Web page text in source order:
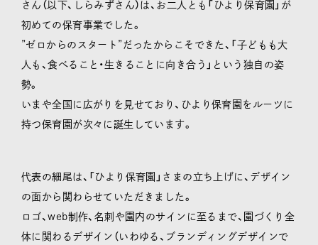
さん（以下、しらみずさん）は、お二人とも「ひより保育園」が
初めての保育事業でした。
”ゼロからのスタート”だったからこそできた、「子どもも大
人も、食べること・生きることに向き合う」という独自の姿
勢。
いまや全国に広がりを見せており、ひより保育園をルーツに
持つ保育園が次々に誕生しています。
代表の細尾は、「ひより保育園」さまの立ち上げに、デザイン
の面から関わらせていただきました。
ロゴ、web制作、名刺や園内のサインに至るまで、園づくり全
体に関わるデザイン（いわゆる、ブランディングデザインで